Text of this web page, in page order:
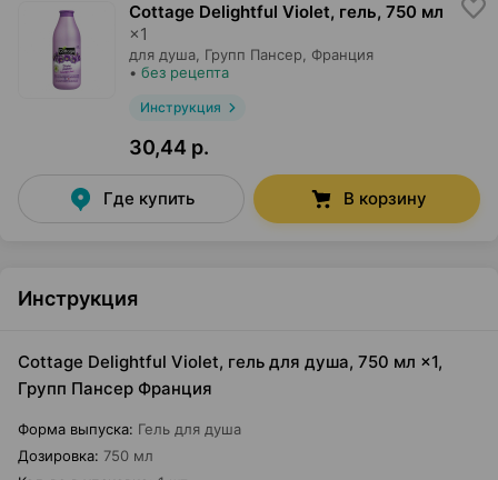
Cottage Delightful Violet, гель, 750 мл
×1
для душа, Групп Пансер , Франция
• без рецепта
Инструкция
30,44 р.
Где купить В корзину
Инструкция
Cottage Delightful Violet, гель для душа, 750 мл ×1,
Групп Пансер Франция
Форма выпуска: Гель для душа
Дозировка: 750 мл